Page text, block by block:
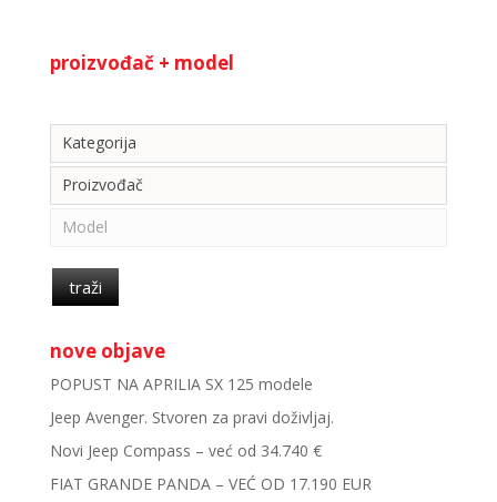
proizvođač + model
Kategorija
Proizvođač
Model
traži
nove objave
POPUST NA APRILIA SX 125 modele
Jeep Avenger. Stvoren za pravi doživljaj.
Novi Jeep Compass – već od 34.740 €
FIAT GRANDE PANDA – VEĆ OD 17.190 EUR